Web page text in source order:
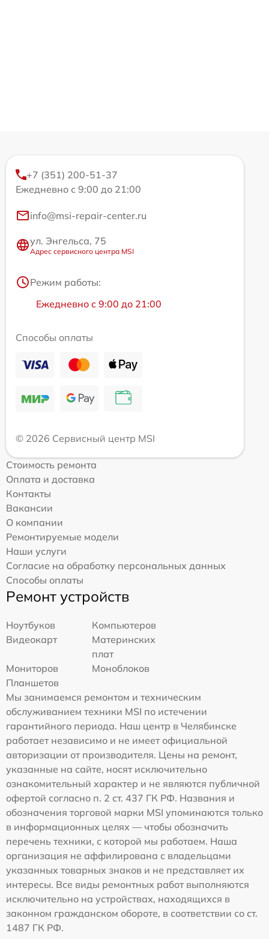
+7 (351) 200-51-37
Ежедневно с 9:00 до 21:00
info@msi-repair-center.ru
ул. Энгельса, 75
Адрес сервисного центра MSI
Режим работы:
Ежедневно с 9:00 до 21:00
Способы оплаты
© 2026 Сервисный центр MSI
Стоимость ремонта
Оплата и доставка
Контакты
Вакансии
О компании
Ремонтируемые модели
Наши услуги
Согласие на обработку персональных данных
Способы оплаты
Ремонт устройств
Ноутбуков
Компьютеров
Видеокарт
Материнских
плат
Мониторов
Моноблоков
Планшетов
Мы занимаемся ремонтом и техническим
обслуживанием техники MSI по истечении
гарантийного периода. Наш центр в Челябинске
работает независимо и не имеет официальной
авторизации от производителя. Цены на ремонт,
указанные на сайте, носят исключительно
ознакомительный характер и не являются публичной
офертой согласно п. 2 ст. 437 ГК РФ. Названия и
обозначения торговой марки MSI упоминаются только
в информационных целях — чтобы обозначить
перечень техники, с которой мы работаем. Наша
организация не аффилирована с владельцами
указанных товарных знаков и не представляет их
интересы. Все виды ремонтных работ выполняются
исключительно на устройствах, находящихся в
законном гражданском обороте, в соответствии со ст.
1487 ГК РФ.